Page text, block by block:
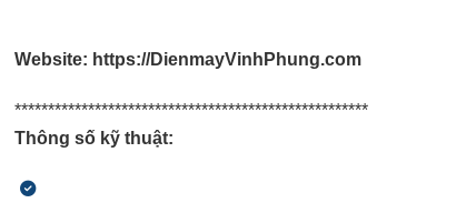
Website: https://DienmayVinhPhung.com
*****************************************************
Thông số kỹ thuật: